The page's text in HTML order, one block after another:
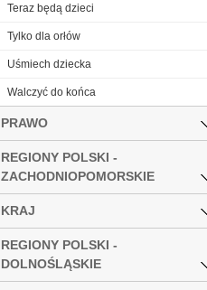
Teraz będą dzieci
Tylko dla orłów
Uśmiech dziecka
Walczyć do końca
PRAWO
REGIONY POLSKI -
ZACHODNIOPOMORSKIE
KRAJ
REGIONY POLSKI -
DOLNOŚLĄSKIE